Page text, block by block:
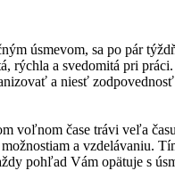
úsmevom, sa po pár
rýchla a svedomitá pri práci.
a niesť
voľnom čase trávi veľa
a vzdelávaniu.
pohľad Vám opätuje s